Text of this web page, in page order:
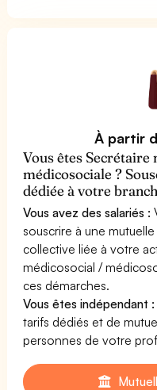
À partir
Vous êtes
médicosociale ?
dédiée à votre
Vous avez des salariés :
souscrire à une
collective liée à votre
médicosocial /
ces démarches.
Vous êtes indépendant :
tarifs dédiés et de
personnes de votre